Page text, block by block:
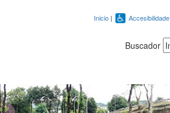
Inicio | Accesibilidade
Buscador